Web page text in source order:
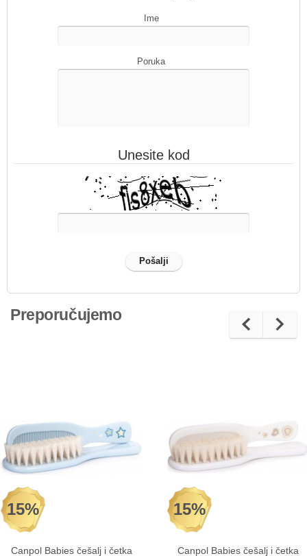
Ime
Poruka
Unesite kod
Preporučujemo
15%
Canpol Babies češalj i četka
15%
Canpol Babies češalj i četka